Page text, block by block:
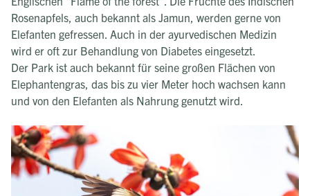
Rosenapfels, auch bekannt als Jamun, werden gerne von
Elefanten gefressen. Auch in der ayurvedischen Medizin
wird er oft zur Behandlung von Diabetes eingesetzt.
Der Park ist auch bekannt für seine großen Flächen von
Elephantengras, das bis zu vier Meter hoch wachsen kann
und von den Elefanten als Nahrung genutzt wird.